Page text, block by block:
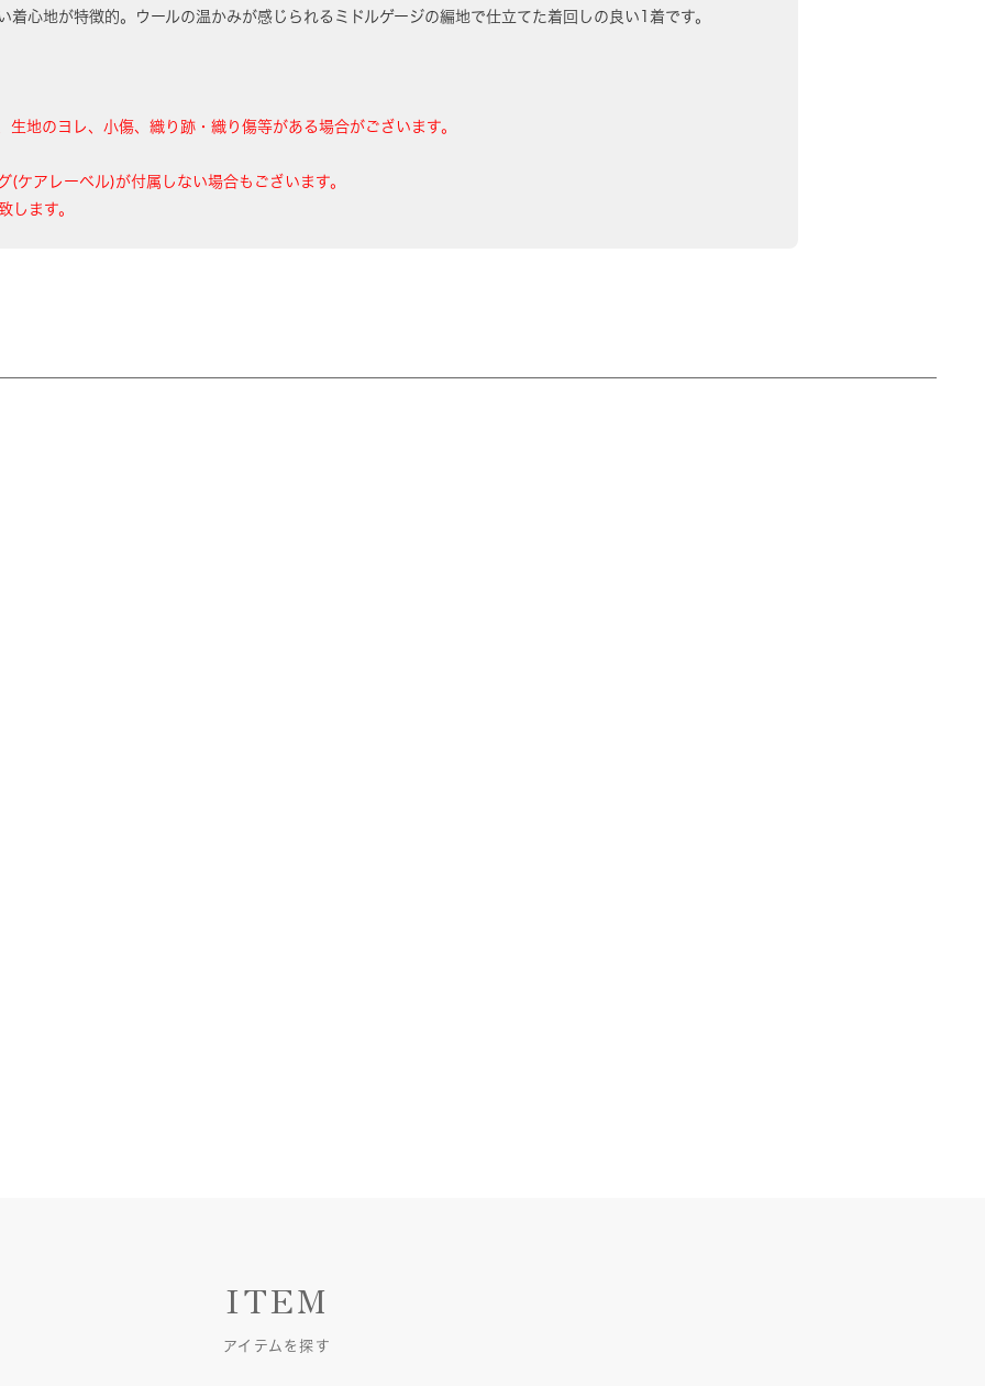
着心地が特徴的。ウールの温かみが感じられるミドルゲージの編地で仕立てた着回しの良い1着です。
生地のヨレ、小傷、織り跡・織り傷等がある場合がございます。
(ケアレーベル)が付属しない場合もございます。
します。
ITEM
アイテムを探す